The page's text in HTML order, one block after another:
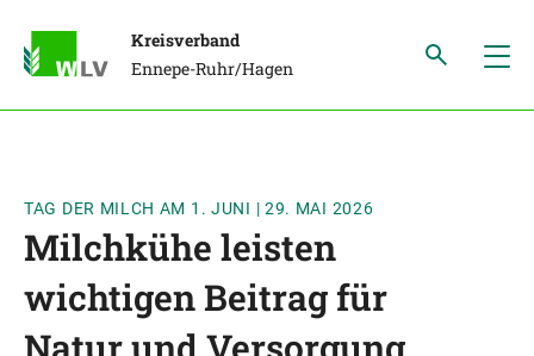
Kreisverband
Ennepe-Ruhr/Hagen
TAG DER MILCH AM 1. JUNI | 29. MAI 2026
Milchkühe leisten
wichtigen Beitrag für